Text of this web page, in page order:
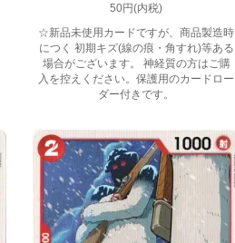
50円(内税)
☆新品未使用カードですが、商品製造時
につく 初期キズ(線の痕・角すれ)等ある
場合がございます。 神経質の方はご購
入を控えください。保護用のカードロー
ダー付きです。